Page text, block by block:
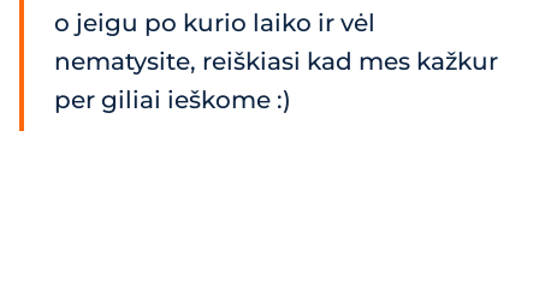
o jeigu po kurio laiko ir vėl
nematysite, reiškiasi kad mes kažkur
per giliai ieškome :)